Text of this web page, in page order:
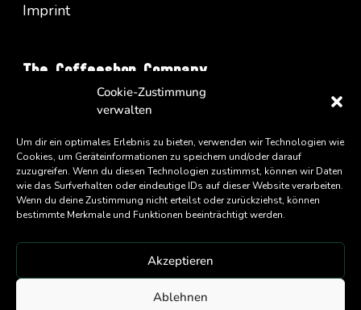
Cookie-Zustimmung
verwalten
Um dir ein optimales Erlebnis zu bieten, verwenden wir Technologien wie
Cookies, um Geräteinformationen zu speichern und/oder darauf
zuzugreifen. Wenn du diesen Technologien zustimmst, können wir Daten
wie das Surfverhalten oder eindeutige IDs auf dieser Website verarbeiten.
Wenn du deine Zustimmung nicht erteilst oder zurückziehst, können
bestimmte Merkmale und Funktionen beeinträchtigt werden.
Akzeptieren
Ablehnen
Imprint
The Coffeeshop Company
Vienna Business Park - Turm A/34
A-1100 Wien